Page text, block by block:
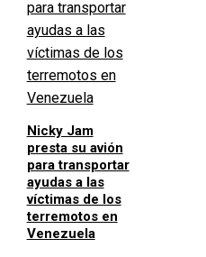
Nicky Jam
presta su avión
para transportar
ayudas a las
víctimas de los
terremotos en
Venezuela